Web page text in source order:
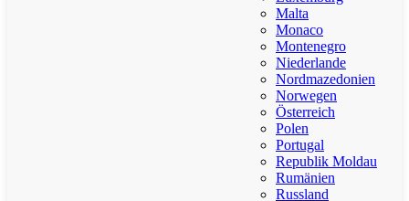
Malta
Monaco
Montenegro
Niederlande
Nordmazedonien
Norwegen
Österreich
Polen
Portugal
Republik Moldau
Rumänien
Russland